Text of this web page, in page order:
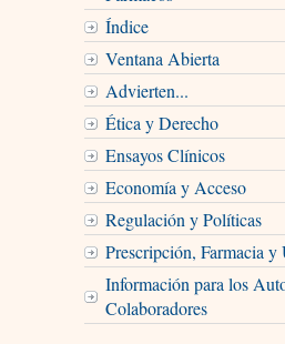
Índice
Ventana Abierta
Advierten...
Ética y Derecho
Ensayos Clínicos
Economía y Acceso
Regulación y Políticas
Prescripción, Farmacia
Información para los
Colaboradores